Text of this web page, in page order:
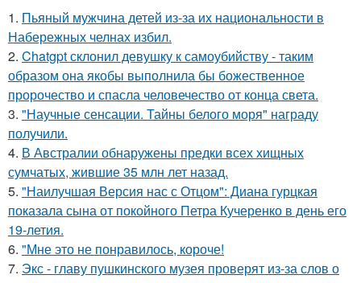
1. Пьяный мужчина детей из-за их национальности в
Набережных челнах избил.
2. Chatgpt склонил девушку к самоубийству - таким
образом она якобы выполнила бы божественное
пророчество и спасла человечество от конца света.
3. "Научные сенсации. Тайны белого моря" награду
получили.
4. В Австралии обнаружены предки всех хищных
сумчатых, жившие 35 млн лет назад.
5. "Наилучшая Версия нас с Отцом": Диана гурцкая
показала сына от покойного Петра Кучеренко в день его
19-летия.
6. "Мне это не понравилось, короче!
7. Экс - главу пушкинского музея проверят из-за слов о